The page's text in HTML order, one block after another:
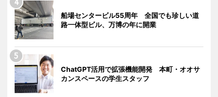
船場センタービル55周年 全国でも珍しい道
路一体型ビル、万博の年に開業
ChatGPT活用で拡張機能開発 本町・オオサ
カンスペースの学生スタッフ